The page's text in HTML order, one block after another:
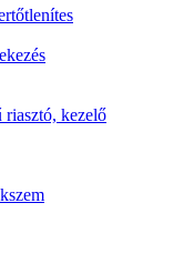
riasztó, kezelő